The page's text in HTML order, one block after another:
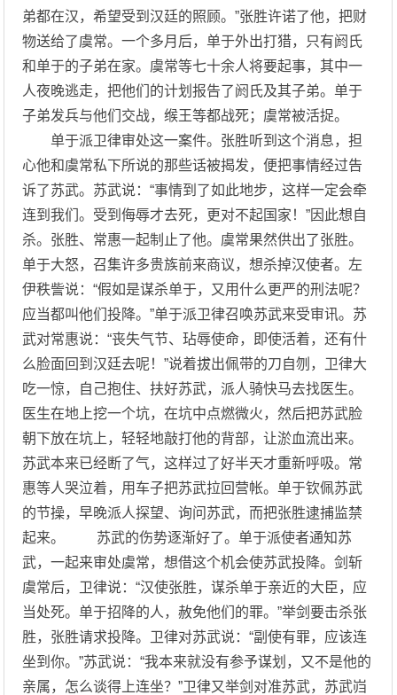
弟都在汉，希望受到汉廷的照顾。”张胜许诺了他，把财
物送给了虞常。一个多月后，单于外出打猎，只有阏氏
和单于的子弟在家。虞常等七十余人将要起事，其中一
人夜晚逃走，把他们的计划报告了阏氏及其子弟。单于
子弟发兵与他们交战，缑王等都战死；虞常被活捉。
单于派卫律审处这一案件。张胜听到这个消息，担
心他和虞常私下所说的那些话被揭发，便把事情经过告
诉了苏武。苏武说：“事情到了如此地步，这样一定会牵
连到我们。受到侮辱才去死，更对不起国家！”因此想自
杀。张胜、常惠一起制止了他。虞常果然供出了张胜。
单于大怒，召集许多贵族前来商议，想杀掉汉使者。左
伊秩訾说：“假如是谋杀单于，又用什么更严的刑法呢？
应当都叫他们投降。”单于派卫律召唤苏武来受审讯。苏
武对常惠说：“丧失气节、玷辱使命，即使活着，还有什
么脸面回到汉廷去呢！”说着拔出佩带的刀自刎，卫律大
吃一惊，自己抱住、扶好苏武，派人骑快马去找医生。
医生在地上挖一个坑，在坑中点燃微火，然后把苏武脸
朝下放在坑上，轻轻地敲打他的背部，让淤血流出来。
苏武本来已经断了气，这样过了好半天才重新呼吸。常
惠等人哭泣着，用车子把苏武拉回营帐。单于钦佩苏武
的节操，早晚派人探望、询问苏武，而把张胜逮捕监禁
起来。 苏武的伤势逐渐好了。单于派使者通知苏
武，一起来审处虞常，想借这个机会使苏武投降。剑斩
虞常后，卫律说：“汉使张胜，谋杀单于亲近的大臣，应
当处死。单于招降的人，赦免他们的罪。”举剑要击杀张
胜，张胜请求投降。卫律对苏武说：“副使有罪，应该连
坐到你。”苏武说：“我本来就没有参予谋划，又不是他的
亲属，怎么谈得上连坐？”卫律又举剑对准苏武，苏武岿